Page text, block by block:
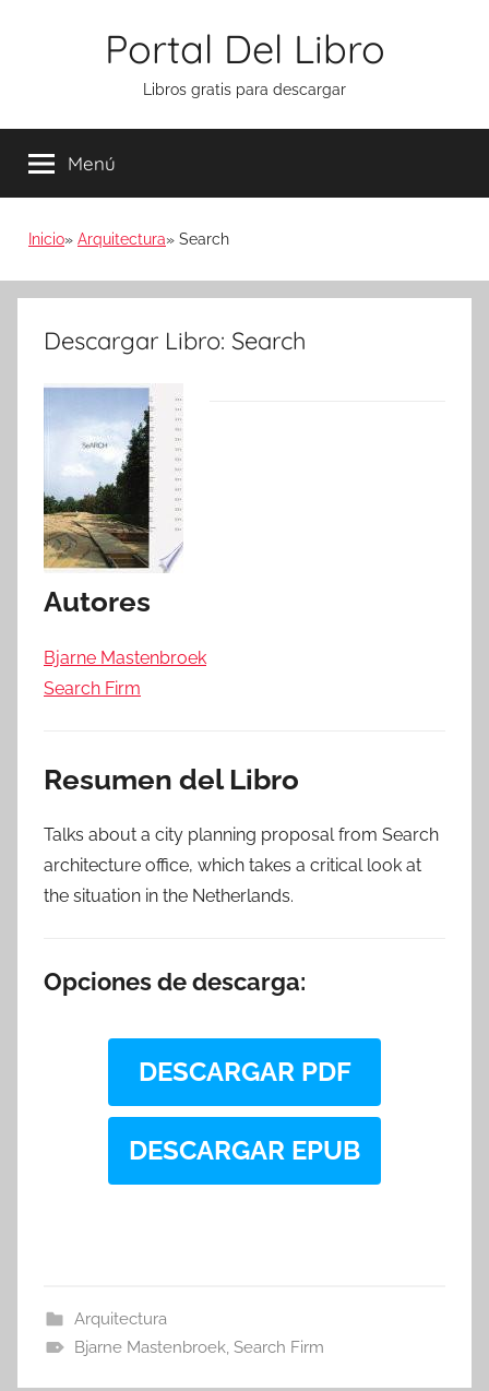
Portal Del Libro
Libros gratis para descargar
Menú
Inicio Arquitectura Search
Descargar Libro: Search
Autores
Bjarne Mastenbroek
Search Firm
Resumen del Libro
Talks about a city planning proposal from Search
architecture office, which takes a critical look at
the situation in the Netherlands.
Opciones de descarga:
DESCARGAR PDF
DESCARGAR EPUB
Arquitectura
Bjarne Mastenbroek, Search Firm